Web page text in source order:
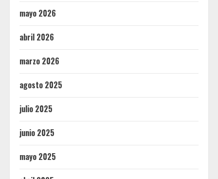
mayo 2026
abril 2026
marzo 2026
agosto 2025
julio 2025
junio 2025
mayo 2025